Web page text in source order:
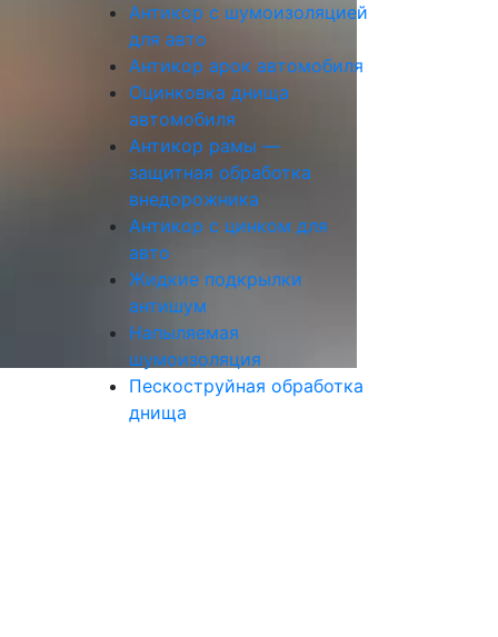
Антикор с шумоизоляцией
для авто
Антикор арок автомобиля
Оцинковка днища
автомобиля
Антикор рамы —
защитная обработка
внедорожника
Антикор с цинком для
авто
Жидкие подкрылки
антишум
Напыляемая
шумоизоляция
Пескоструйная обработка
днища